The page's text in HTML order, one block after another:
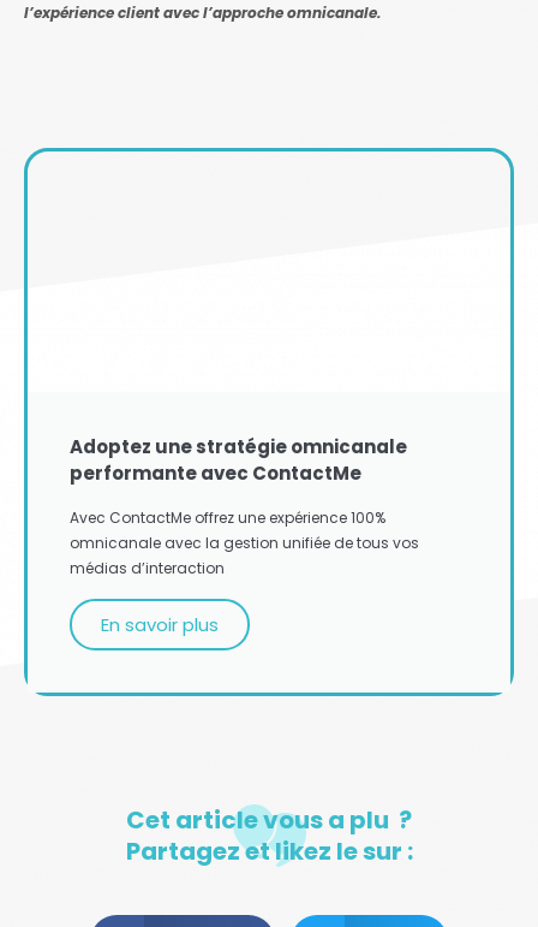
l’expérience client avec l’approche omnicanale.
Adoptez une stratégie omnicanale
performante avec ContactMe
Avec ContactMe offrez une expérience 100%
omnicanale avec la gestion unifiée de tous vos
médias d’interaction
En savoir plus
Cet article vous a plu ?
Partagez et likez le sur :